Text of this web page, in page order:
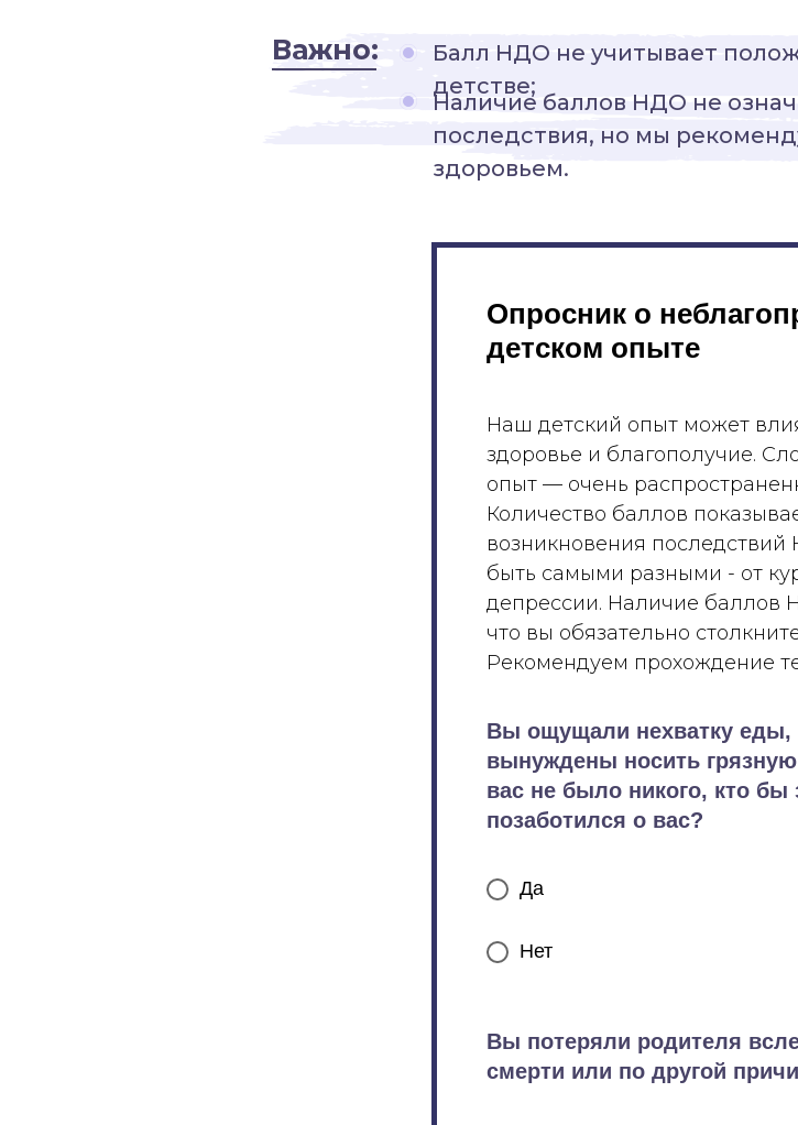
Важно:
Балл НДО не учитывает
детстве;
Наличие баллов НДО не
последствия, но мы
здоровьем.
Пожалуйста, прочитайте вопросы и
завершения теста вы увидите ваш баллОпросник о
детском опыте
Наш детский опыт может
здоровье и благополучие.
опыт — очень
Количество баллов
возникновения
быть самыми разными - от
депрессии. Наличие баллов
что вы обязательно
Рекомендуем прохождение
Вы ощущали нехватку
вынуждены носить
вас не было никого, кто бы
позаботился о вас?
Да
Нет
Вы потеряли родителя
смерти или по другой